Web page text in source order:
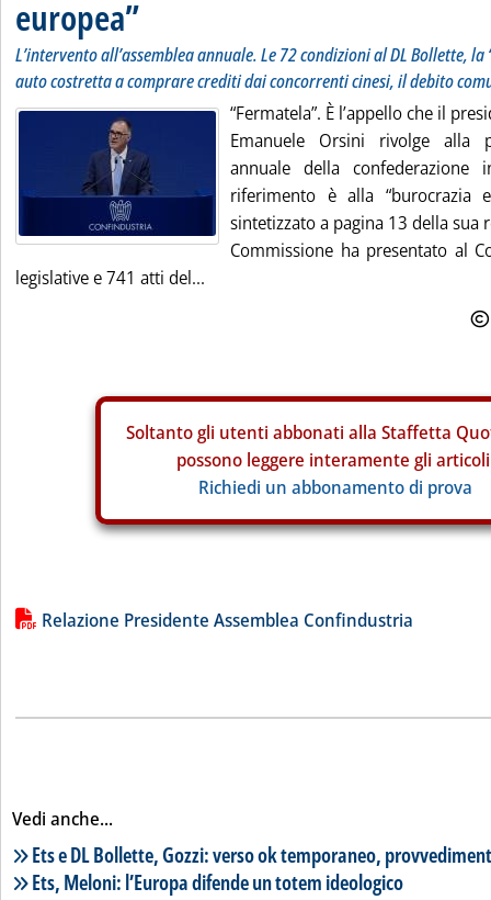
europea”
L’intervento all’assemblea annuale. Le 72 condizioni al DL Bollette, la
auto costretta a comprare crediti dai concorrenti cinesi, il debito
“Fermatela”. È l’appello che il
Emanuele Orsini rivolge alla
annuale della
riferimento è alla “burocrazia
sintetizzato a pagina 13 della sua
Commissione ha presentato al
legislative e 741 atti del...
Soltanto gli utenti abbonati alla Staffetta
possono leggere interamente gli
Richiedi un abbonamento di prova
Lista allegati PDF alla notizia
Relazione Presidente Assemblea Confindustria
Vedi anche...
Lista notizie correlate
Ets e DL Bollette, Gozzi: verso ok temporaneo,
Ets, Meloni: l’Europa difende un totem ideologico